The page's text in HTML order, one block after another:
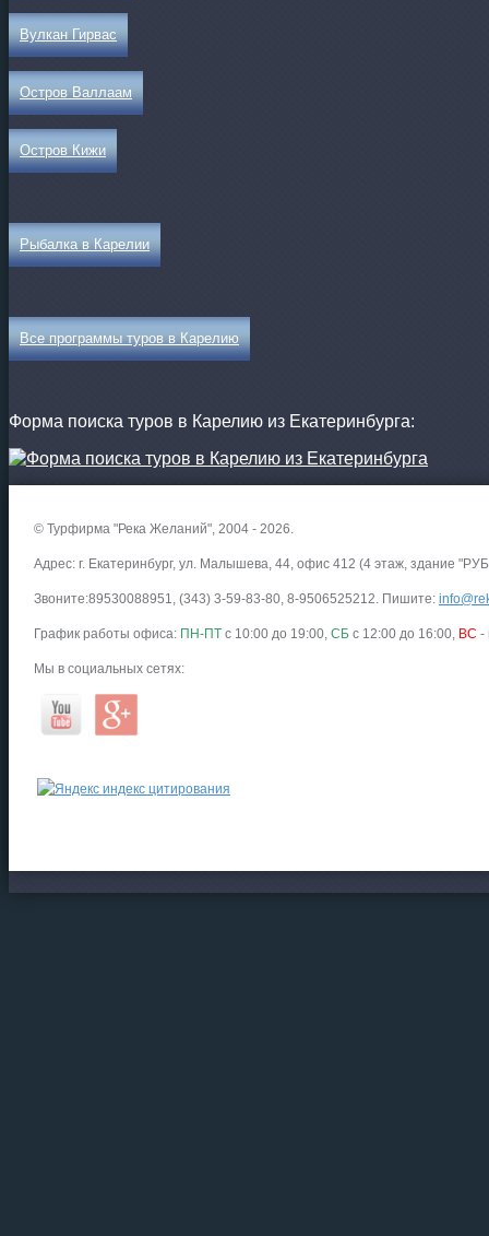
Вулкан Гирвас
Остров Валлаам
Остров Кижи
Рыбалка в Карелии
Все программы туров в Карелию
Форма поиска туров в Карелию из Екатеринбурга:
© Турфирма "Река Желаний", 2004 - 2026.
Адрес: г. Екатеринбург, ул. Малышева, 44, офис 412 (4 этаж, здание
Звоните:89530088951, (343) 3-59-83-80, 8-9506525212. Пишите:
График работы офиса: ПН-ПТ с 10:00 до 19:00, СБ с 12:00 до 16:00, ВС -
Мы в социальных сетях: